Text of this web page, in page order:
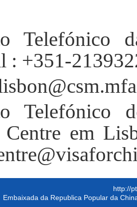
Telefónico
: +351-
Telefónico
Centre em
http://
Embaixada da Republica Popular da